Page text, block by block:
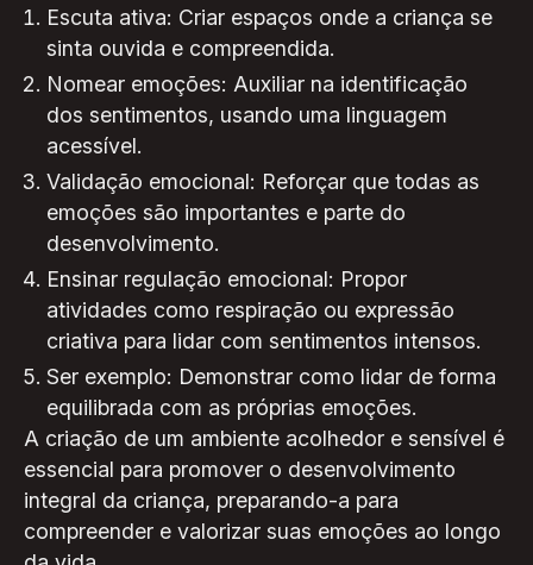
Escuta ativa: Criar espaços onde a criança se
sinta ouvida e compreendida.
Nomear emoções: Auxiliar na identificação
dos sentimentos, usando uma linguagem
acessível.
Validação emocional: Reforçar que todas as
emoções são importantes e parte do
desenvolvimento.
Ensinar regulação emocional: Propor
atividades como respiração ou expressão
criativa para lidar com sentimentos intensos.
Ser exemplo: Demonstrar como lidar de forma
equilibrada com as próprias emoções.
A criação de um ambiente acolhedor e sensível é
essencial para promover o desenvolvimento
integral da criança, preparando-a para
compreender e valorizar suas emoções ao longo